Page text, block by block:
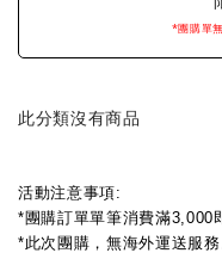
*團購單
此分類沒有商品
活動注意事項:
*團購訂單單筆消費滿3,000
*此次團購，無海外運送服務